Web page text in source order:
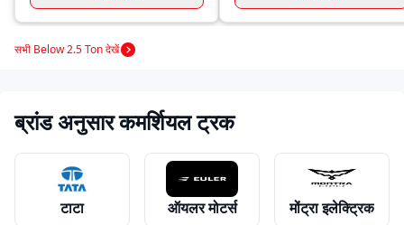
सभी Below 2.5 Ton देखें
ब्रांड अनुसार कमर्शियल ट्रक
टाटा ऑयलर मोटर्स मोंट्रा इलेक्ट्रिक